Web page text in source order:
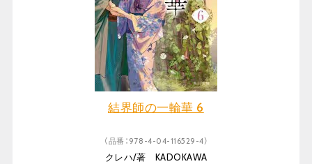
結界師の一輪華 6
（品番：978-4-04-116529-4）
クレハ/著 KADOKAWA